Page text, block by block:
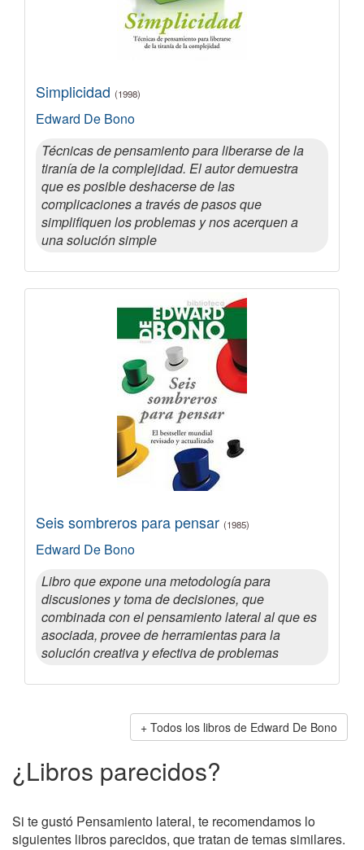
Simplicidad (1998)
Edward De Bono
Técnicas de pensamiento para liberarse de la
tiranía de la complejidad. El autor demuestra
que es posible deshacerse de las
complicaciones a través de pasos que
simplifiquen los problemas y nos acerquen a
una solución simple
Seis sombreros para pensar (1985)
Edward De Bono
Libro que expone una metodología para
discusiones y toma de decisiones, que
combinada con el pensamiento lateral al que es
asociada, provee de herramientas para la
solución creativa y efectiva de problemas
Todos los libros de Edward De Bono
¿Libros parecidos?
Si te gustó Pensamiento lateral, te recomendamos lo
siguientes libros parecidos, que tratan de temas similares.